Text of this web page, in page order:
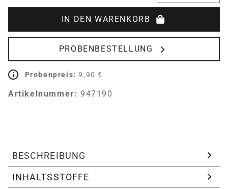
IN DEN WARENKORB
PROBENBESTELLUNG
Probenpreis: 9,90 €
Artikelnummer: 947190
BESCHREIBUNG
INHALTSSTOFFE